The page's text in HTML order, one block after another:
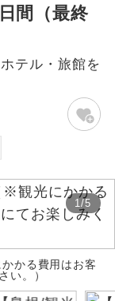
間（最終
テル・旅館を
1/5
かる費用はお客
い。）
内での観光案内
る文化遺産や自
す。
コースです。
ースです。
が付いていま
承いただき
のみとな
ード決済を
ちまし
す。